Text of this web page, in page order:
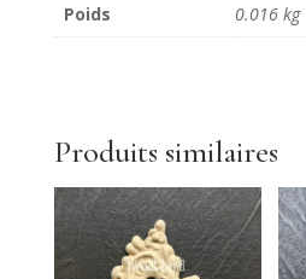
Poids 0.016 kg
Produits similaires